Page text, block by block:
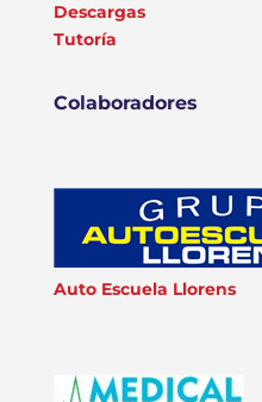
Descargas
Tutoría
Colaboradores
Auto Escuela Llorens